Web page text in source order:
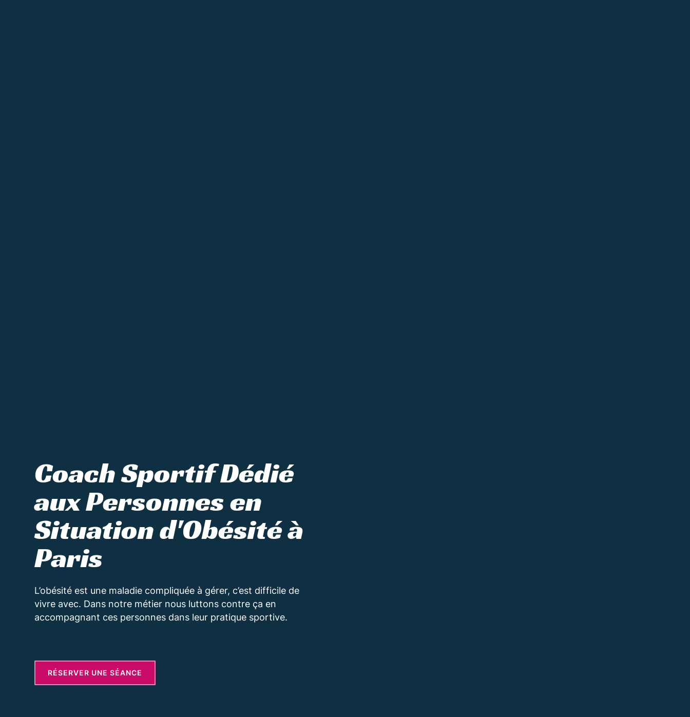
Coach Sportif Dédié
aux Personnes en
Situation d'Obésité à
Paris
L’obésité est une maladie compliquée à gérer, c’est difficile de
vivre avec. Dans notre métier nous luttons contre ça en
accompagnant ces personnes dans leur pratique sportive.
RÉSERVER UNE SÉANCE